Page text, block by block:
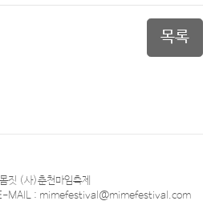
목록
짓 (사)춘천마임축제
: mimefestival@mimefestival.com